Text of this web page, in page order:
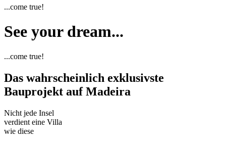
...come true!
See your dream...
...come true!
Das wahrscheinlich exklusivste
Bauprojekt auf Madeira
Nicht jede Insel
verdient eine Villa
wie diese